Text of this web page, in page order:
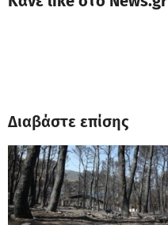
Διαβάστε επίσης